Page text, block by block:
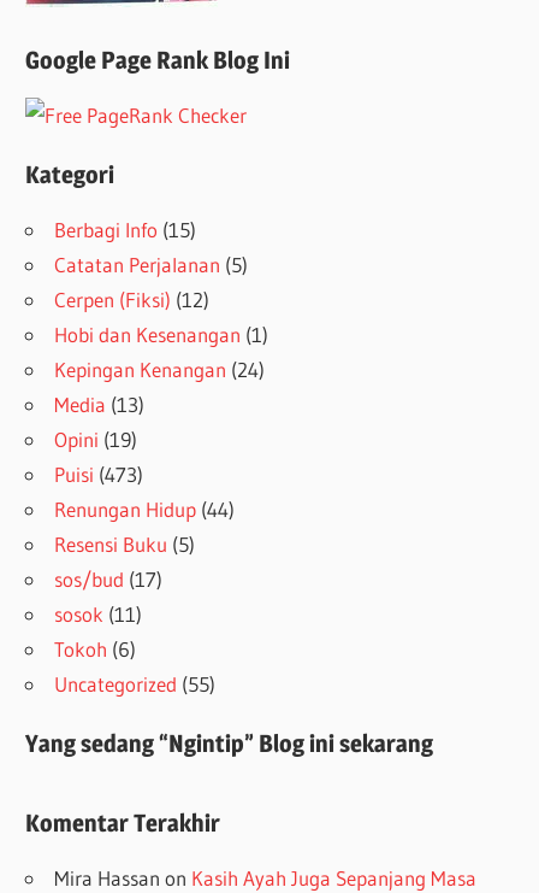
Google Page Rank Blog Ini
Kategori
Berbagi Info (15)
Catatan Perjalanan (5)
Cerpen (Fiksi) (12)
Hobi dan Kesenangan (1)
Kepingan Kenangan (24)
Media (13)
Opini (19)
Puisi (473)
Renungan Hidup (44)
Resensi Buku (5)
sos/bud (17)
sosok (11)
Tokoh (6)
Uncategorized (55)
Yang sedang “Ngintip” Blog ini sekarang
Komentar Terakhir
Mira Hassan on Kasih Ayah Juga Sepanjang Masa